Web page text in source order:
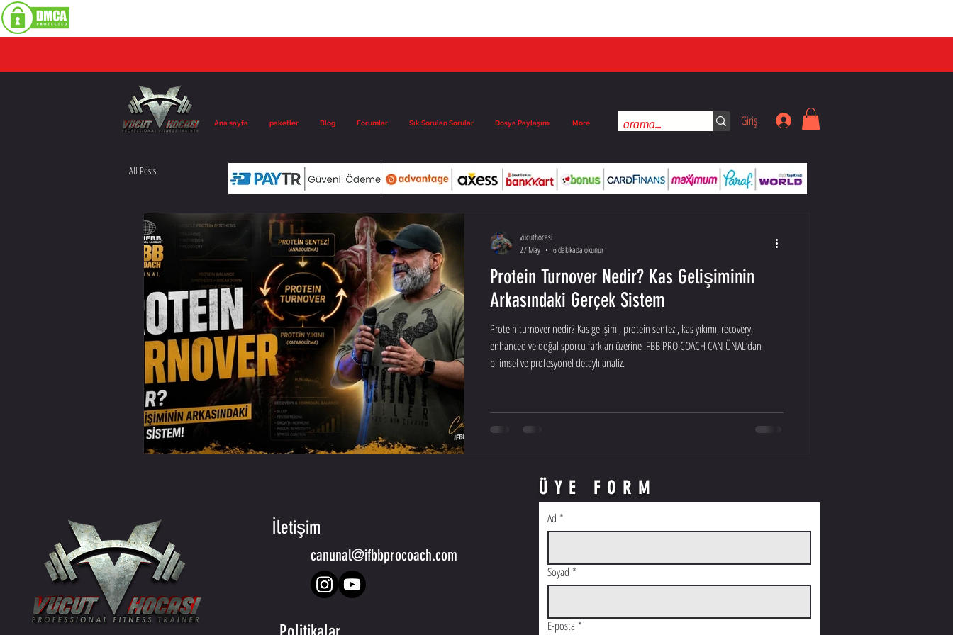
Ana sayfa paketler Blog Forumlar Sık Sorulan Sorular Dosya Paylaşımı More Giriş
All Posts
Protein Turnover Nedir? Kas Gelişiminin
Arkasındaki Gerçek Sistem
Protein turnover nedir? Kas gelişimi, protein sentezi, kas yıkımı, recovery,
enhanced ve doğal sporcu farkları üzerine IFBB PRO COACH CAN ÜNAL’dan
bilimsel ve profesyonel detaylı analiz.
vucuthocasi
27 May
6 dakikada okunur
ÜYE FORM
İletişim
canunal@ifbbprocoach.com
Ad *
Soyad *
E-posta *